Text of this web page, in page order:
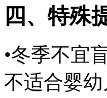
四、特殊
•冬季不宜
不适合婴